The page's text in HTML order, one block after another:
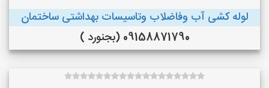
لوله کشی آب وفاضلاب وتاسیسات بهداشتی ساختمان
09158871790 (بجنورد )